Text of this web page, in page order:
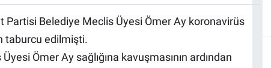
Belediye Meclis Üyesi Ömer Ay koronavirüs
taburcu edilmişti.
Ömer Ay sağlığına kavuşmasının ardından